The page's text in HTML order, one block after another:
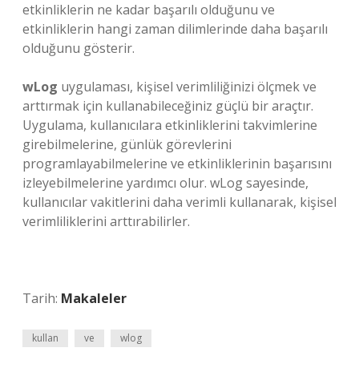
etkinliklerin ne kadar başarılı olduğunu ve
etkinliklerin hangi zaman dilimlerinde daha başarılı
olduğunu gösterir.
wLog uygulaması, kişisel verimliliğinizi ölçmek ve
arttırmak için kullanabileceğiniz güçlü bir araçtır.
Uygulama, kullanıcılara etkinliklerini takvimlerine
girebilmelerine, günlük görevlerini
programlayabilmelerine ve etkinliklerinin başarısını
izleyebilmelerine yardımcı olur. wLog sayesinde,
kullanıcılar vakitlerini daha verimli kullanarak, kişisel
verimliliklerini arttırabilirler.
Tarih: Makaleler
kullan ve wlog